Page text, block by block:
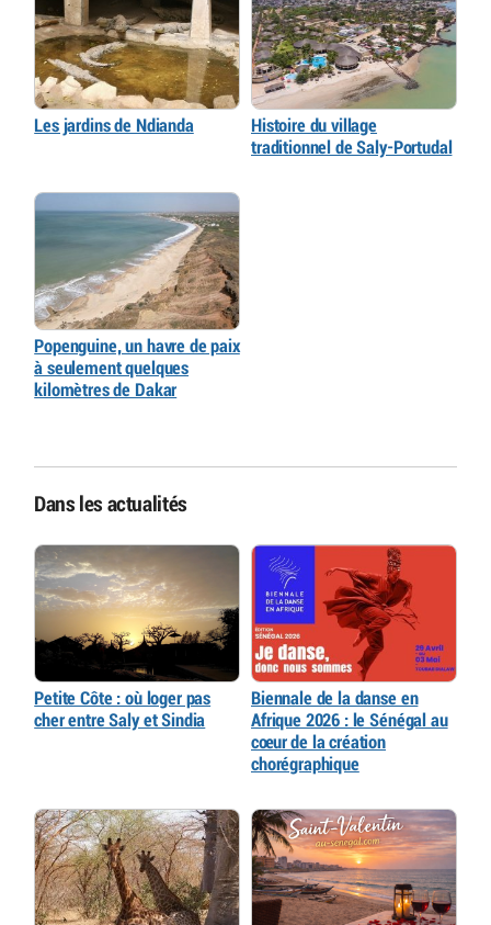
Les jardins de Ndianda
Histoire du village
traditionnel de Saly-Portudal
Popenguine, un havre de paix
à seulement quelques
kilomètres de Dakar
Dans les actualités
Petite Côte : où loger pas
cher entre Saly et Sindia
Biennale de la danse en
Afrique 2026 : le Sénégal au
cœur de la création
chorégraphique